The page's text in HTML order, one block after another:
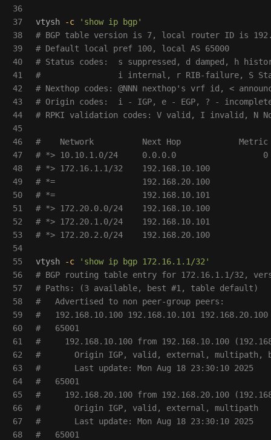
36
37
38
39
40
41
42
43
44
45
46
47
48
49
50
51
52
53
54
55
56
57
58
59
60
61
62
63
64
65
66
67
68
vtysh -c
'show ip bgp'
# BGP table version is 7, local router ID is
# Default local pref 100, local AS 65000
# Status codes:  s suppressed, d damped, h
#                i internal, r RIB-failure, S Stale,
# Nexthop codes: @NNN nexthop's vrf id, <
# Origin codes:  i - IGP, e - EGP, ? -
# RPKI validation codes: V valid, I invalid, N
#    Network          Next Hop            Metric
# *> 10.10.1.0/24     0.0.0.0
# *> 172.16.1.1/32    192.168.10.100
# *=                  192.168.20.100
# *=                  192.168.10.101
# *> 172.20.0.0/24    192.168.10.100
# *> 172.20.1.0/24    192.168.10.101
# *> 172.20.2.0/24    192.168.20.100
vtysh -c
'show ip bgp 172.16.1.1/32'
# BGP routing table entry for 172.16.1.1/32,
# Paths: (3 available, best #1, table default)
#   Advertised to non peer-group peers:
#   192.168.10.100 192.168.10.101 192.168.20.100
#   65001
#     192.168.10.100 from 192.168.10.100
#       Origin IGP, valid, external, multipath,
#       Last update: Mon Aug 18 23:30:10 2025
#   65001
#     192.168.20.100 from 192.168.20.100
#       Origin IGP, valid, external, multipath
#       Last update: Mon Aug 18 23:30:10 2025
#   65001